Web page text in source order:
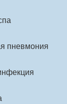
пневмония